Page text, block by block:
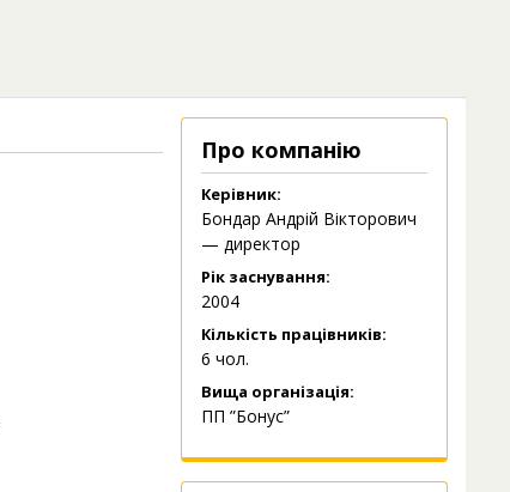
Про компанію
Керівник:
Бондар Андрій Вікторович
— директор
Рік заснування:
2004
Кількість працівників:
6 чол.
Вища організація:
ПП ”Бонус”